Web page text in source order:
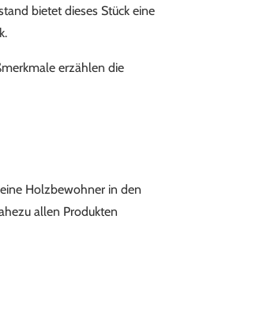
bietet dieses Stück eine
erzählen die
Holzbewohner in den
allen Produkten